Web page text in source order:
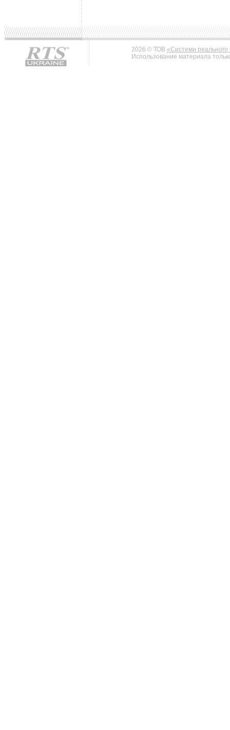
2026 © ТОВ «Системи реального
Использование материала